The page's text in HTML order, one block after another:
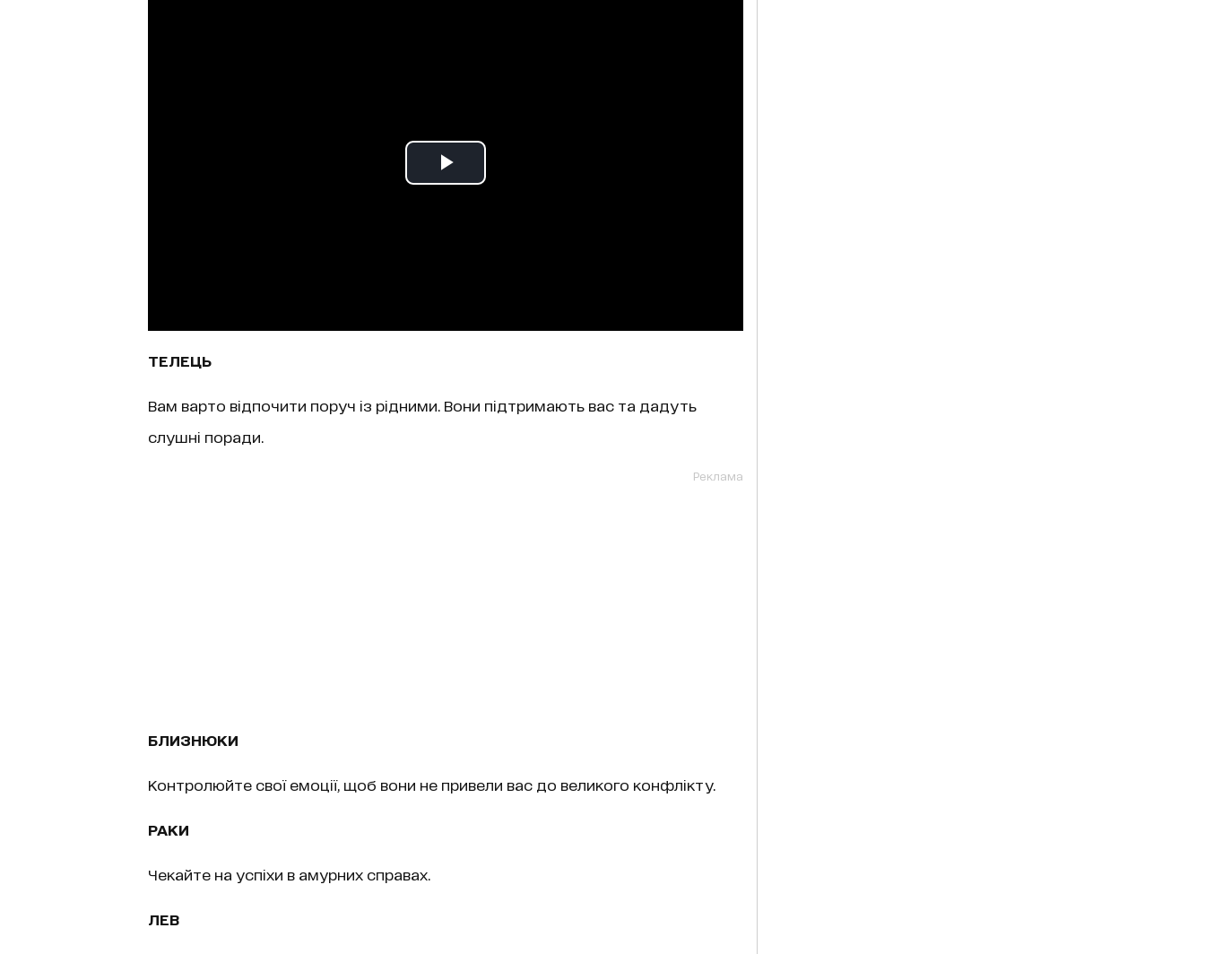
ТЕЛЕЦЬ
Вам варто відпочити поруч із рідними. Вони підтримають вас та дадуть
слушні поради.
Реклама
БЛИЗНЮКИ
Контролюйте свої емоції, щоб вони не привели вас до великого конфлікту.
РАКИ
Чекайте на успіхи в амурних справах.
ЛЕВ